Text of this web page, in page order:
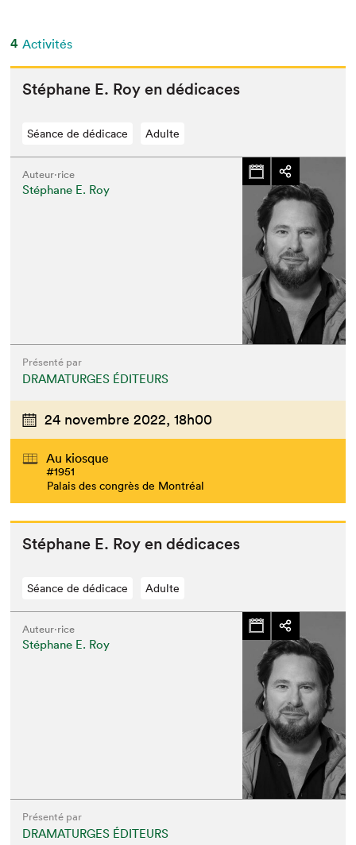
4 Activités
Stéphane E. Roy en dédicaces
Séance de dédicace Adulte
Auteur·rice
Stéphane E. Roy
Présenté par
DRAMATURGES ÉDITEURS
24 novembre 2022, 18h00
Au kiosque
#1951
Palais des congrès de Montréal
Stéphane E. Roy en dédicaces
Séance de dédicace Adulte
Auteur·rice
Stéphane E. Roy
Présenté par
DRAMATURGES ÉDITEURS